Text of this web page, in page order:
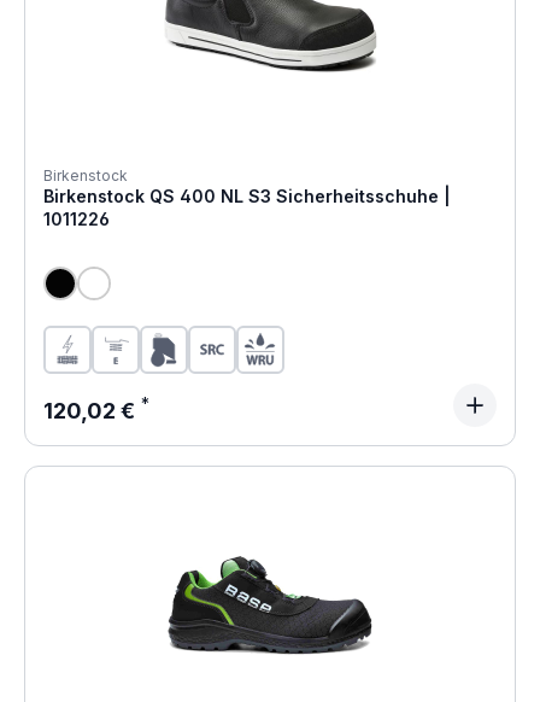
Birkenstock
Birkenstock QS 400 NL S3 Sicherheitsschuhe |
1011226
Regulärer Preis:
120,02 €